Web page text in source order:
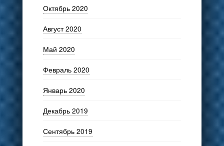
Октябрь 2020
Август 2020
Май 2020
Февраль 2020
Январь 2020
Декабрь 2019
Сентябрь 2019